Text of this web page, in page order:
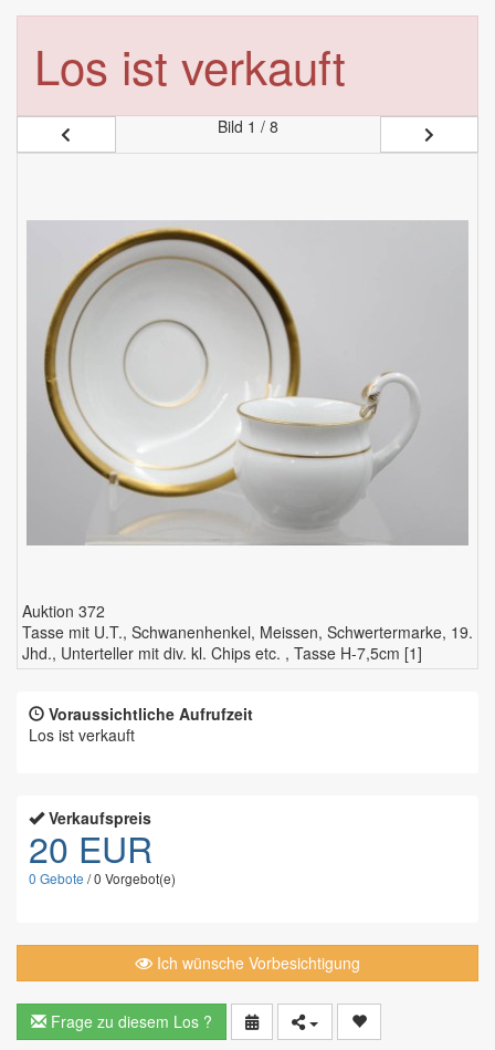
Los ist verkauft
Bild 1 / 8
Auktion 372
Tasse mit U.T., Schwanenhenkel, Meissen, Schwertermarke, 19.
Jhd., Unterteller mit div. kl. Chips etc. , Tasse H-7,5cm [1]
Voraussichtliche Aufrufzeit
Los ist verkauft
Verkaufspreis
20 EUR
0 Gebote /0 Vorgebot(e)
Ich wünsche Vorbesichtigung
Frage zu diesem Los ?